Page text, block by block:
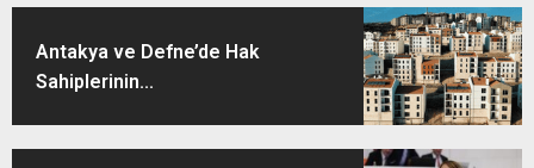
Antakya ve Defne’de Hak
Sahiplerinin...